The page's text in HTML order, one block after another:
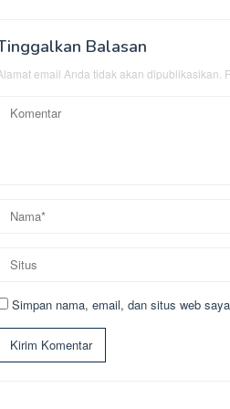
Balasan
email Anda tidak akan dipublikasikan.
Simpan nama, email, dan situs web